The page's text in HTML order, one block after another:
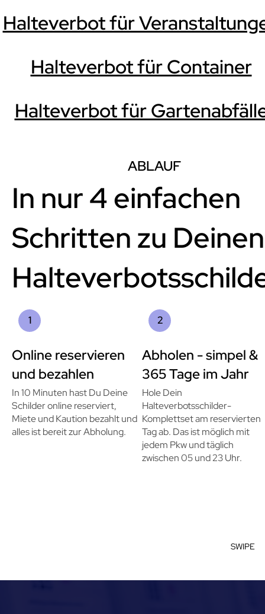
Halteverbot für
Halteverbot für Container
Halteverbot für
ABLAUF
In nur 4 einfachen
Schritten zu Deinen
1
Online reservieren
und bezahlen
In 10 Minuten hast Du Deine
Schilder online reserviert,
Miete und Kaution bezahlt und
alles ist bereit zur Abholung.
2
Abholen - simpel &
365 Tage im Jahr
Hole Dein
Halteverbotsschilder-
Komplettset am reservierten
Tag ab. Das ist möglich mit
jedem Pkw und täglich
zwischen 05 und 23 Uhr.
SWIPE